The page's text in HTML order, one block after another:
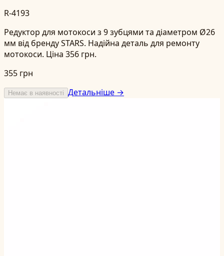
R-4193
Редуктор для мотокоси з 9 зубцями та діаметром Ø26
мм від бренду STARS. Надійна деталь для ремонту
мотокоси. Ціна 356 грн.
355 грн
Немає в наявності Детальніше →